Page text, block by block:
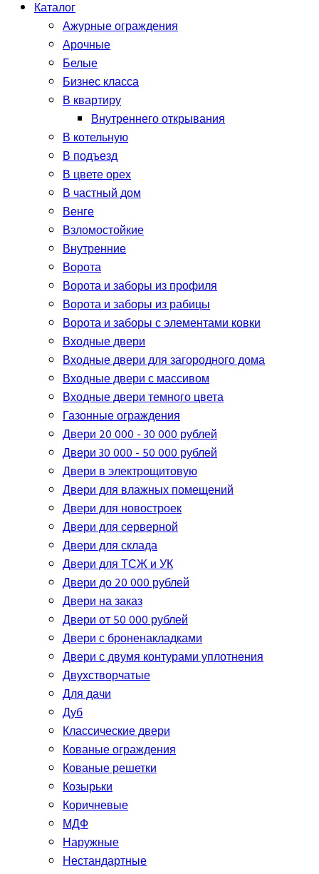
Каталог
Ажурные ограждения
Арочные
Белые
Бизнес класса
В квартиру
Внутреннего открывания
В котельную
В подъезд
В цвете орех
В частный дом
Венге
Взломостойкие
Внутренние
Ворота
Ворота и заборы из профиля
Ворота и заборы из рабицы
Ворота и заборы с элементами ковки
Входные двери
Входные двери для загородного дома
Входные двери с массивом
Входные двери темного цвета
Газонные ограждения
Двери 20 000 - 30 000 рублей
Двери 30 000 - 50 000 рублей
Двери в электрощитовую
Двери для влажных помещений
Двери для новостроек
Двери для серверной
Двери для склада
Двери для ТСЖ и УК
Двери до 20 000 рублей
Двери на заказ
Двери от 50 000 рублей
Двери с броненакладками
Двери с двумя контурами уплотнения
Двухстворчатые
Для дачи
Дуб
Классические двери
Кованые ограждения
Кованые решетки
Козырьки
Коричневые
МДФ
Наружные
Нестандартные